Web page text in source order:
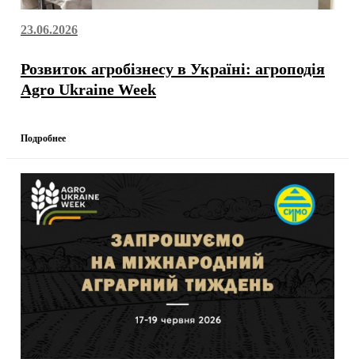
23.06.2026
Розвиток агробізнесу в Україні: агроподія
Agro Ukraine Week
Подробнее